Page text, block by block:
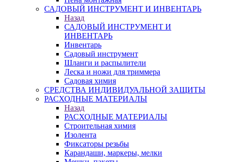
САДОВЫЙ ИНСТРУМЕНТ И ИНВЕНТАРЬ
Назад
САДОВЫЙ ИНСТРУМЕНТ И
ИНВЕНТАРЬ
Инвентарь
Садовый инструмент
Шланги и распылители
Леска и ножи для триммера
Садовая химия
СРЕДСТВА ИНДИВИДУАЛЬНОЙ ЗАЩИТЫ
РАСХОДНЫЕ МАТЕРИАЛЫ
Назад
РАСХОДНЫЕ МАТЕРИАЛЫ
Строительная химия
Изолента
Фиксаторы резьбы
Карандаши, маркеры, мелки